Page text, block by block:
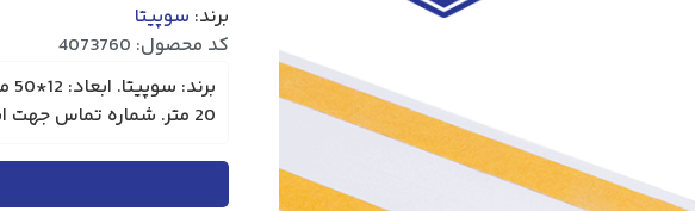
برند: سوپیتا
کد محصول: 4073760
20 متر. شماره تماس جهت استعلام و هماهنگی: 0905565027.